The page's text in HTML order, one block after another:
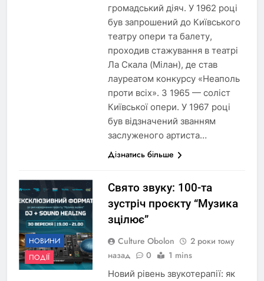
громадський діяч. У 1962 році
був запрошений до Київського
театру опери та балету,
проходив стажування в театрі
Ла Скала (Мілан), де став
лауреатом конкурсу «Неаполь
проти всіх». З 1965 — соліст
Київської опери. У 1967 році
був відзначений званням
заслуженого артиста…
Дізнатись більше
НОВИНИ
ПОДІЇ
Свято звуку: 100-та
зустріч проєкту “Музика
зцілює”
Culture Obolon
2 роки тому
назад
0 1 mins
Новий рівень звукотерапії: як